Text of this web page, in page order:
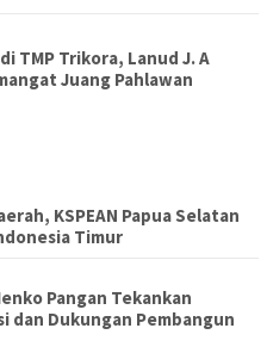
TMP Trikora, Lanud J. A
Juang Pahlawan
KSPEAN Papua Selatan
Timur
Pangan Tekankan
dan Dukungan Pembangun